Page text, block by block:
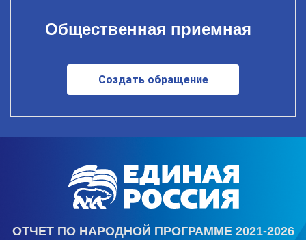
Общественная приемная
Создать обращение
ОТЧЕТ ПО НАРОДНОЙ ПРОГРАММЕ 2021-2026